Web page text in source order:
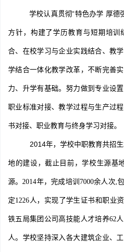
学校认真贯彻“特色办学 厚德
方针，构建了学历教育与短期培
合、在校学习与企业实践结合、教
学结合一体化教学改革，不断完善
力、升学有基础。努力做到专业设
职业标准对接、教学过程与生产过
书对接、职业教育与终身学习对接。
2014年，学校中职教育共招
地的建设，截止目前，学校生源基
源。2014年，完成培训7000余人次,
定1226人，实现了学生证书和职业
铁五局集团公司高技能人才培养62
人。学校坚持深入各大建筑企业、